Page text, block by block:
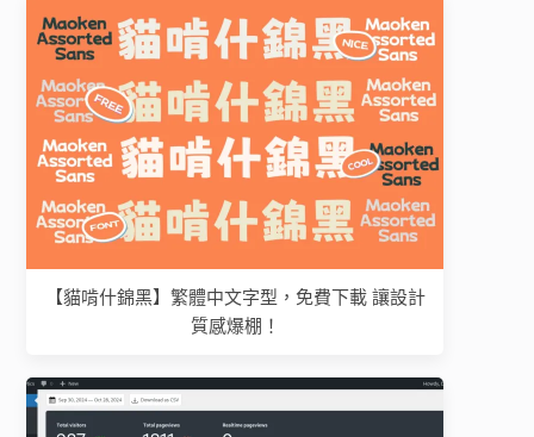
【貓啃什錦黑】繁體中文字型，免費下載 讓設計
質感爆棚！